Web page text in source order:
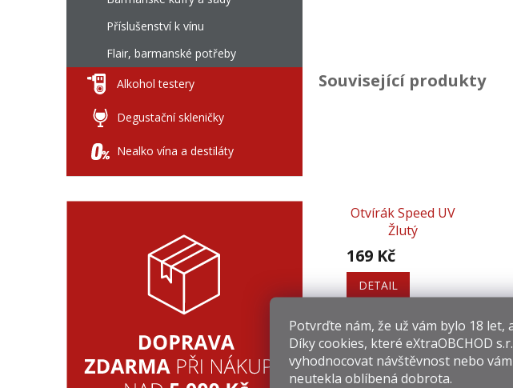
Potvrďte nám​​, že už vám bylo 18 let,
Díky cookies, které eXtraOBCHOD
vyhodnocovat návštěvnost nebo
neutekla oblíbená dobrota.
Příslušenství k vínu
Flair, barmanské potřeby
Alkohol testery
Degustační skleničky
Nealko vína a destiláty
Související produkty
Otvírák Speed UV
Žlutý
169 Kč
DETAIL